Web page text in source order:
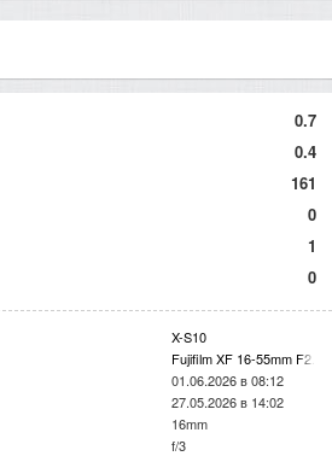
0.7
0.4
161
0
1
0
X-S10
Fujifilm XF 16-55mm F2.8
01.06.2026 в 08:12
27.05.2026 в 14:02
16mm
f/3